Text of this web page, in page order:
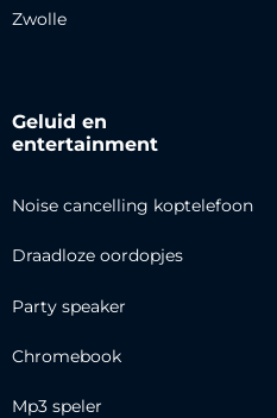
Zwolle
Geluid en
entertainment
Noise cancelling koptelefoon
Draadloze oordopjes
Party speaker
Chromebook
Mp3 speler